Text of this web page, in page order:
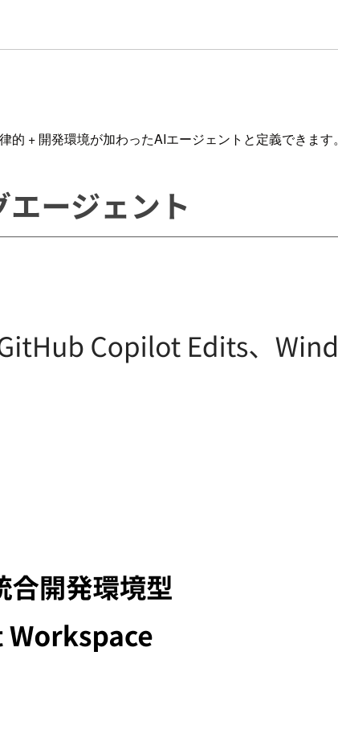
+ 開発環境が加わったAIエージェントと定義できます。